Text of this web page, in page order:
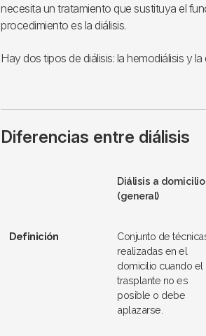
necesita un tratamiento que sustituya el
procedimiento es la diálisis.
Hay dos tipos de diálisis: la hemodiálisis y la
Diferencias entre diálisis
Diálisis a domicilio
(general)
Definición
Conjunto de
realizadas en el
domicilio cuando el
trasplante no es
posible o debe
aplazarse.